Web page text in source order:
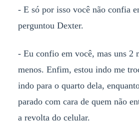
- E só por isso você não confia
perguntou Dexter.
- Eu confio em você, mas uns 2
menos. Enfim, estou indo me
indo para o quarto dela,
parado com cara de quem não
a revolta do celular.